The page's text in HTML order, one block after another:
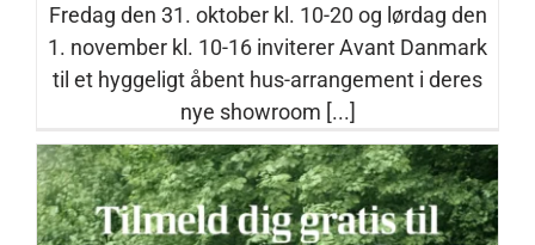
Fredag den 31. oktober kl. 10-20 og lørdag den
1. november kl. 10-16 inviterer Avant Danmark
til et hyggeligt åbent hus-arrangement i deres
nye showroom [...]